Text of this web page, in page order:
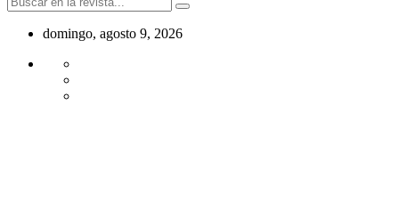
domingo, agosto 9, 2026